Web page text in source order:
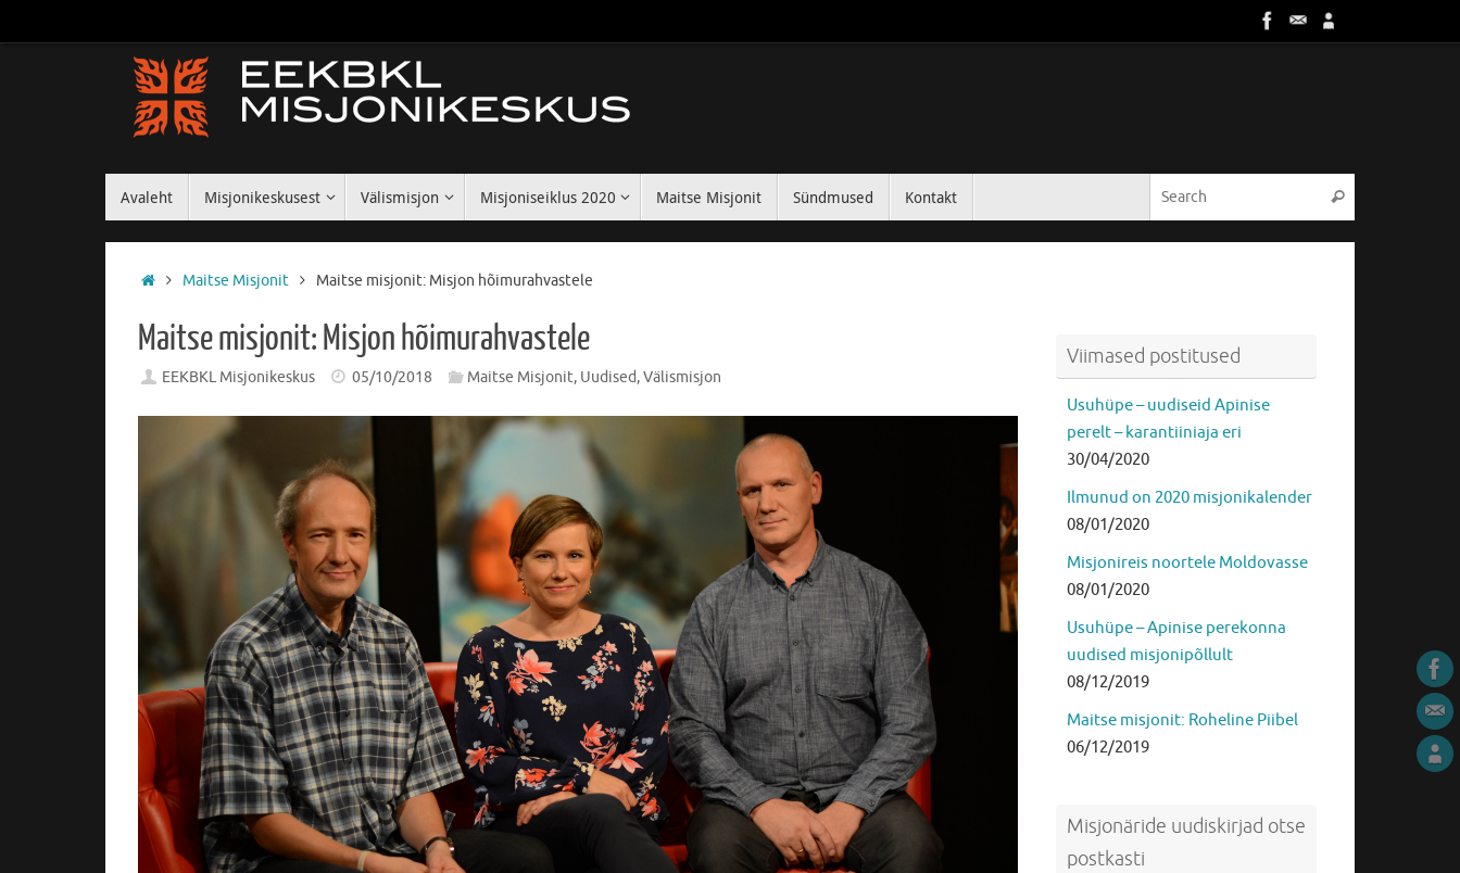
Avaleht Misjonikeskusest Välismisjon Misjoniseiklus 2020 Maitse Misjonit Sündmused Kontakt
Maitse Misjonit Maitse misjonit: Misjon hõimurahvastele
Maitse misjonit: Misjon hõimurahvastele
EEKBKL Misjonikeskus 05/10/2018 Maitse Misjonit, Uudised,Välismisjon
Viimased postitused
Usuhüpe – uudiseid Apinise
perelt – karantiiniaja eri
30/04/2020
Ilmunud on 2020 misjonikalender
08/01/2020
Misjonireis noortele Moldovasse
08/01/2020
Usuhüpe – Apinise perekonna
uudised misjonipõllult
08/12/2019
Maitse misjonit: Roheline Piibel
06/12/2019
Misjonäride uudiskirjad otse
postkasti